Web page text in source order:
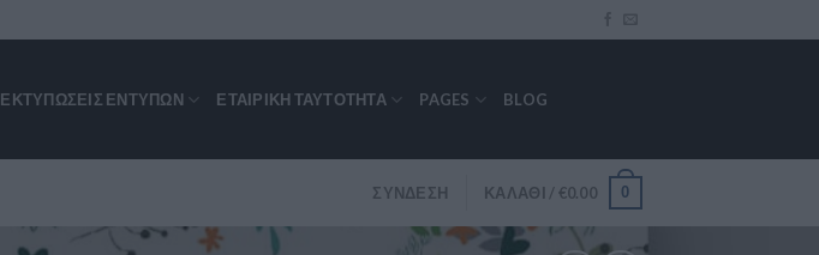
ΕΚΤΥΠΩΣΕΙΣ ΕΝΤΥΠΩΝ ΕΤΑΙΡΙΚΉ ΤΑΥΤΌΤΗΤΑ PAGES BLOG
ΣΎΝΔΕΣΗ ΚΑΛΆΘΙ / €0.00 0